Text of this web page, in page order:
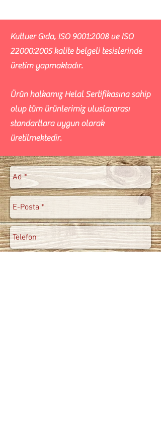
Kutluer Gıda, ISO 9001:2008 ve ISO
22000:2005 kalite belgeli tesislerinde
üretim yapmaktadır.
Ürün halkamız Helal Sertifikasına sahip
olup tüm ürünlerimiz uluslararası
standartlara uygun olarak
üretilmektedir.